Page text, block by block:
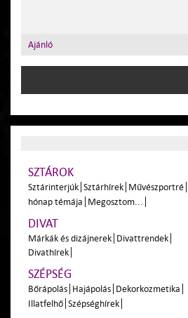
Ajánló
SZTÁROK
Sztárinterjúk Sztárhírek Művészportré
hónap témája Megosztom...
DIVAT
Márkák és dizájnerek Divattrendek
Divathírek
SZÉPSÉG
Bőrápolás Hajápolás Dekorkozmetika
Illatfelhő Szépséghírek